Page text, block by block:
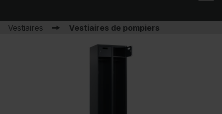
Vestiaires Vestiaires de pompiers